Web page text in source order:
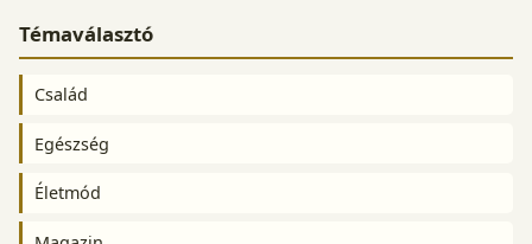
Témaválasztó
Család
Egészség
Életmód